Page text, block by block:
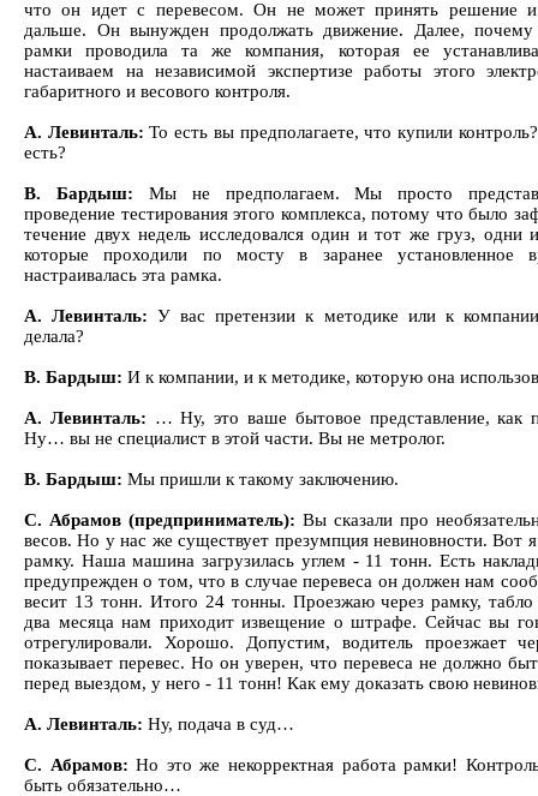
что он идет с перевесом. Он не может принять решение и
дальше. Он вынужден продолжать движение. Далее, почему
рамки проводила та же компания, которая ее
настаиваем на независимой экспертизе работы этого
габаритного и весового контроля.
А. Левинталь:То есть вы предполагаете, что купили
есть?
В. Бардыш: Мы не предполагаем. Мы просто
проведение тестирования этого комплекса, потому что было
течение двух недель исследовался один и тот же груз, одни
которые проходили по мосту в заранее
настраивалась эта рамка.
А. Левинталь: У вас претензии к методике или к
делала?
В. Бардыш: И к компании, и к методике, которую она
А. Левинталь: … Ну, это ваше бытовое представление, как
Ну… вы не специалист в этой части. Вы не метролог.
В. Бардыш: Мы пришли к такому заключению.
С. Абрамов (предприниматель): Вы сказали про
весов. Но у нас же существует презумпция невиновности. Вот я
рамку. Наша машина загрузилась углем - 11 тонн. Есть
предупрежден о том, что в случае перевеса он должен нам
весит 13 тонн. Итого 24 тонны. Проезжаю через рамку,
два месяца нам приходит извещение о штрафе. Сейчас вы
отрегулировали. Хорошо. Допустим, водитель проезжает
показывает перевес. Но он уверен, что перевеса не должно
перед выездом, у него - 11 тонн! Как ему доказать свою
А. Левинталь: Ну, подача в суд…
С. Абрамов:Но это же некорректная работа рамки!
быть обязательно…